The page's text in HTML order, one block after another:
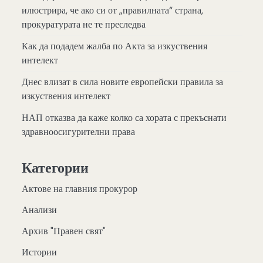
илюстрира, че ако си от „правилната“ страна,
прокуратурата не те преследва
Как да подадем жалба по Акта за изкуствения
интелект
Днес влизат в сила новите европейски правила за
изкуствения интелект
НАП отказва да каже колко са хората с прекъснати
здравноосигурителни права
Категории
Актове на главния прокурор
Анализи
Архив "Правен свят"
Истории